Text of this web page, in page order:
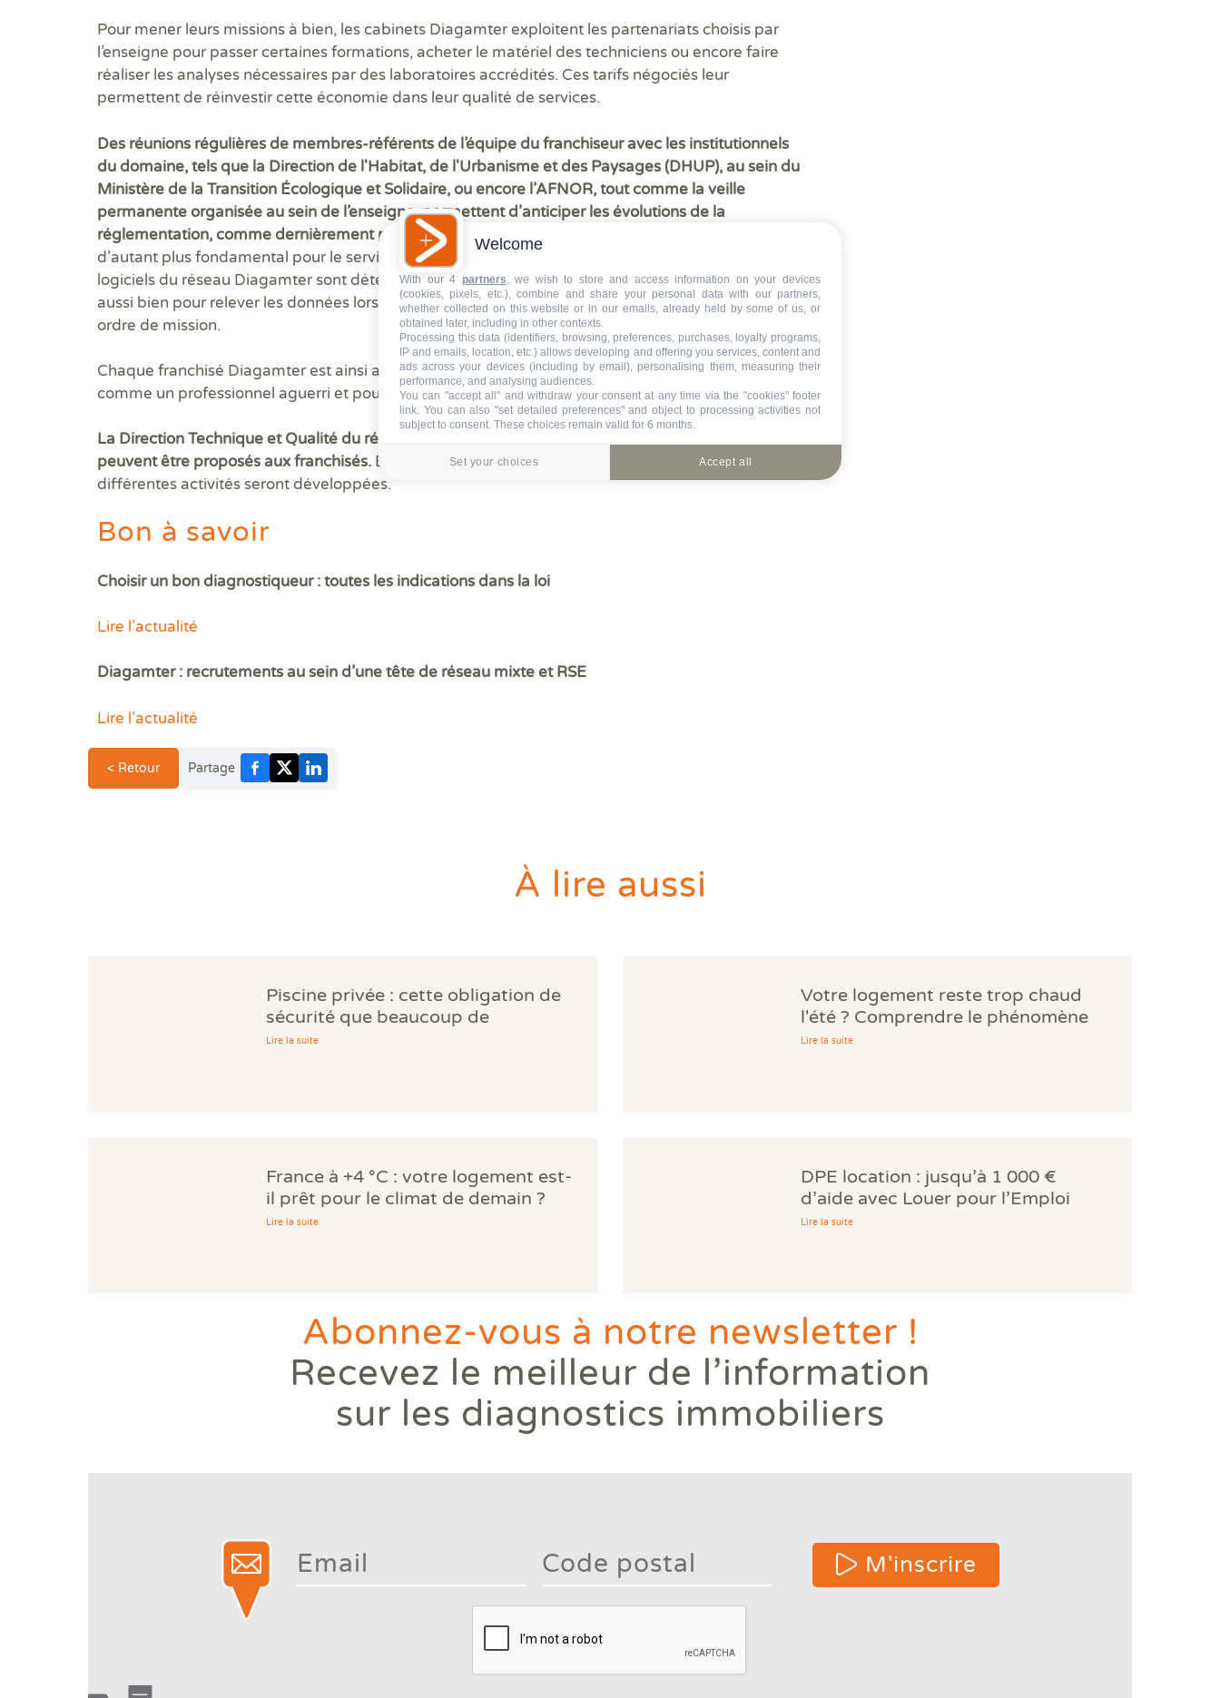
Pour mener leurs missions à bien, les cabinets Diagamter exploitent les partenariats choisis par
l’enseigne pour passer certaines formations, acheter le matériel des techniciens ou encore faire
réaliser les analyses nécessaires par des laboratoires accrédités. Ces tarifs négociés leur
permettent de réinvestir cette économie dans leur qualité de services.
Des réunions régulières de membres-référents de l’équipe du franchiseur avec les institutionnels
du domaine, tels que la Direction de l'Habitat, de l'Urbanisme et des Paysages (DHUP), au sein du
Ministère de la Transition Écologique et Solidaire, ou encore l’AFNOR, tout comme la veille
permanente organisée au sein de l’enseigne, permettent d’anticiper les évolutions de la
réglementation, comme dernièrement pour le Diagnostic de Performance Énergétique.
d’autant plus fondamental pour le service Informatique de notre enseigne que l’ensemble des
logiciels du réseau Diagamter sont détenus en propre et ainsi régulièrement à jour, que ce soit
aussi bien pour relever les données lors de missions aussi bien que pour émettre un rapport ou un
ordre de mission.
Chaque franchisé Diagamter est ainsi accompagné tout au long de son contrat pour démarrer
comme un professionnel aguerri et pouvoir s’améliorer en continu.
La Direction Technique et Qualité du réseau reste en constante évolution sur les services qui
peuvent être proposés aux franchisés. Elle commence à créer des pôles dans lesquels les
différentes activités seront développées.
Bon à savoir
Choisir un bon diagnostiqueur : toutes les indications dans la loi
Lire l’actualité
Diagamter : recrutements au sein d’une tête de réseau mixte et RSE
Lire l’actualité
< Retour Partage
À lire aussi
Piscine privée : cette obligation de
sécurité que beaucoup de
propriétaires ignorent
Lire la suite
Votre logement reste trop chaud
l'été ? Comprendre le phénomène
des bouilloires thermiques.
Lire la suite
France à +4 °C : votre logement est-
il prêt pour le climat de demain ?
Lire la suite
DPE location : jusqu’à 1 000 €
d’aide avec Louer pour l’Emploi
Lire la suite
Abonnez-vous à notre newsletter !
Recevez le meilleur de l’information
sur les diagnostics immobiliers
characters for
characters
M'inscrire
Welcome
With our 4 partners , we wish to store and access information on your devices
(cookies, pixels, etc.), combine and share your personal data with our partners,
whether collected on this website or in our emails, already held by some of us, or
obtained later, including in other contexts.
Processing this data (identifiers, browsing, preferences, purchases, loyalty programs,
IP and emails, location, etc.) allows developing and offering you services, content and
ads across your devices (including by email), personalising them, measuring their
performance, and analysing audiences.
You can "accept all" and withdraw your consent at any time via the "cookies" footer
link . You can also "set detailed preferences" and object to processing activities not
subject to consent. These choices remain valid for 6 months.
Set your choices Accept all